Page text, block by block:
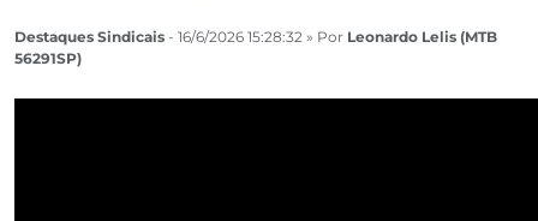
Destaques Sindicais - 16/6/2026 15:28:32 » Por Leonardo Lelis (MTB
56291SP)